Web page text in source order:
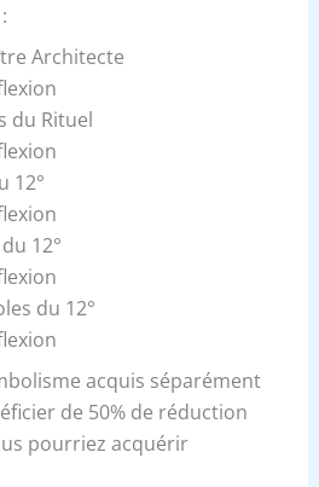
Architecte
du Rituel
12°
12°
du 12°
acquis séparément
de 50% de réduction
pourriez acquérir